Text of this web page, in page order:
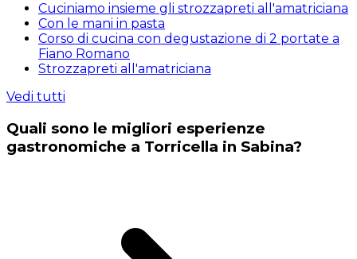
Cuciniamo insieme gli strozzapreti all'amatriciana
Con le mani in pasta
Corso di cucina con degustazione di 2 portate a
Fiano Romano
Strozzapreti all'amatriciana
Vedi tutti
Quali sono le migliori esperienze
gastronomiche a Torricella in Sabina?